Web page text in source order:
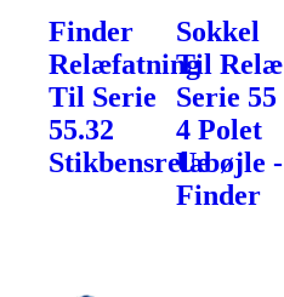
Finder
Relæfatning
Til Serie
55.32
Stikbensrelæ
Sokkel
Til Relæ
Serie 55
4 Polet
U.bøjle -
Finder